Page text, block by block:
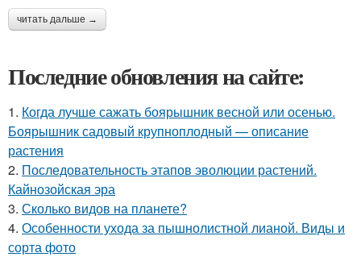
читать дальше →
Последние обновления на сайте:
1. Когда лучше сажать боярышник весной или осенью.
Боярышник садовый крупноплодный — описание
растения
2. Последовательность этапов эволюции растений.
Кайнозойская эра
3. Сколько видов на планете?
4. Особенности ухода за пышнолистной лианой. Виды и
сорта фото